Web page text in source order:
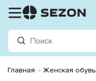
Главная Женская обувь